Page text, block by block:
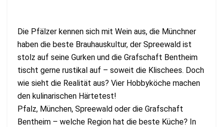
Die Pfälzer kennen sich mit Wein aus, die Münchner
haben die beste Brauhauskultur, der Spreewald ist
stolz auf seine Gurken und die Grafschaft Bentheim
tischt gerne rustikal auf – soweit die Klischees. Doch
wie sieht die Realität aus? Vier Hobbyköche machen
den kulinarischen Härtetest!
Pfalz, München, Spreewald oder die Grafschaft
Bentheim – welche Region hat die beste Küche? In